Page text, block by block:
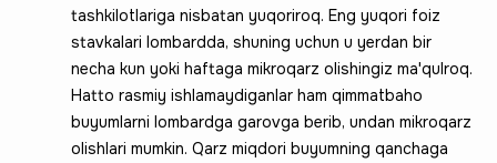
tashkilotlariga nisbatan yuqoriroq. Eng yuqori foiz
stavkalari lombardda, shuning uchun u yerdan bir
necha kun yoki haftaga mikroqarz olishingiz ma'qulroq.
Hatto rasmiy ishlamaydiganlar ham qimmatbaho
buyumlarni lombardga garovga berib, undan mikroqarz
olishlari mumkin. Qarz miqdori buyumning qanchaga